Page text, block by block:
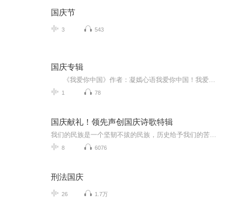
国庆节
3 543
国庆专辑
1 78
国庆献礼！领先声创国庆诗歌特辑
8 6076
刑法国庆
26 1.7万